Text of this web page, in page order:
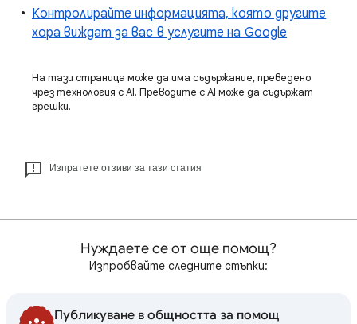
Контролирайте информацията, която другите
хора виждат за вас в услугите на Google
На тази страница може да има съдържание, преведено
чрез технология с AI. Преводите с AI може да съдържат
грешки.
Изпратете отзиви за тази статия
Нуждаете се от още помощ?
Изпробвайте следните стъпки:
Публикуване в общността за помощ